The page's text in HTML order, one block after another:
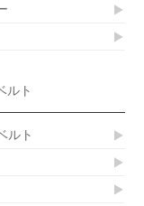
ルト
ルト